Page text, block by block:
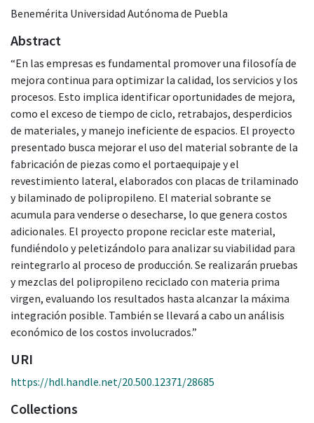
Benemérita Universidad Autónoma de Puebla
Abstract
“En las empresas es fundamental promover una filosofía de
mejora continua para optimizar la calidad, los servicios y los
procesos. Esto implica identificar oportunidades de mejora,
como el exceso de tiempo de ciclo, retrabajos, desperdicios
de materiales, y manejo ineficiente de espacios. El proyecto
presentado busca mejorar el uso del material sobrante de la
fabricación de piezas como el portaequipaje y el
revestimiento lateral, elaborados con placas de trilaminado
y bilaminado de polipropileno. El material sobrante se
acumula para venderse o desecharse, lo que genera costos
adicionales. El proyecto propone reciclar este material,
fundiéndolo y peletizándolo para analizar su viabilidad para
reintegrarlo al proceso de producción. Se realizarán pruebas
y mezclas del polipropileno reciclado con materia prima
virgen, evaluando los resultados hasta alcanzar la máxima
integración posible. También se llevará a cabo un análisis
económico de los costos involucrados.”
URI
https://hdl.handle.net/20.500.12371/28685
Collections